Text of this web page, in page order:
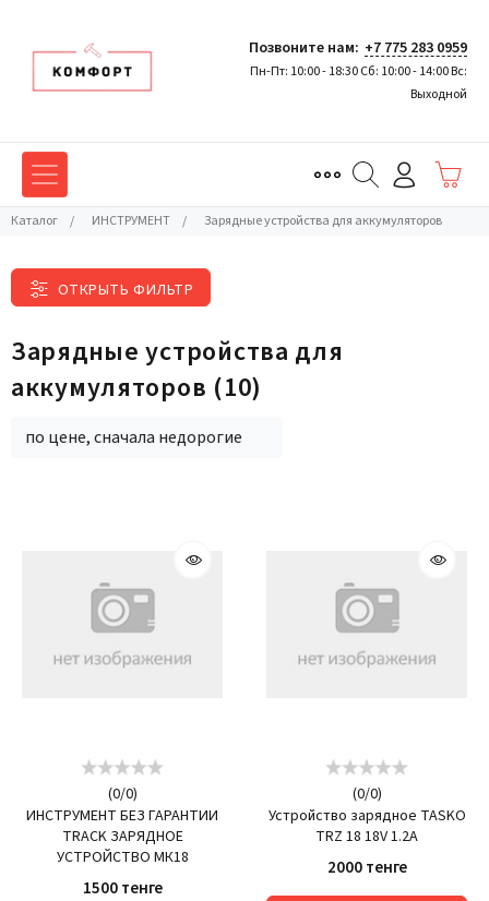
Позвоните нам: +7 775 283 0959
Пн-Пт: 10:00 - 18:30 Сб: 10:00 - 14:00 Вс:
Выходной
Каталог / ИНСТРУМЕНТ / Зарядные устройства для аккумуляторов
ОТКРЫТЬ ФИЛЬТР
Зарядные устройства для
аккумуляторов (10)
по цене, сначала недорогие
(0/0)
ИНСТРУМЕНТ БЕЗ ГАРАНТИИ
TRACK ЗАРЯДНОЕ
УСТРОЙСТВО МК18
1500 тенге
(0/0)
Устройство зарядное TASKO
TRZ 18 18V 1.2A
2000 тенге